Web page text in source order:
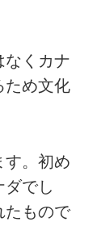
なくカナ
ため文化
す。初め
でし
たもので